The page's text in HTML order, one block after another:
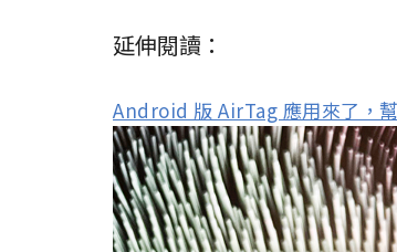
延伸閱讀：
Android 版 AirTag 應用來了，